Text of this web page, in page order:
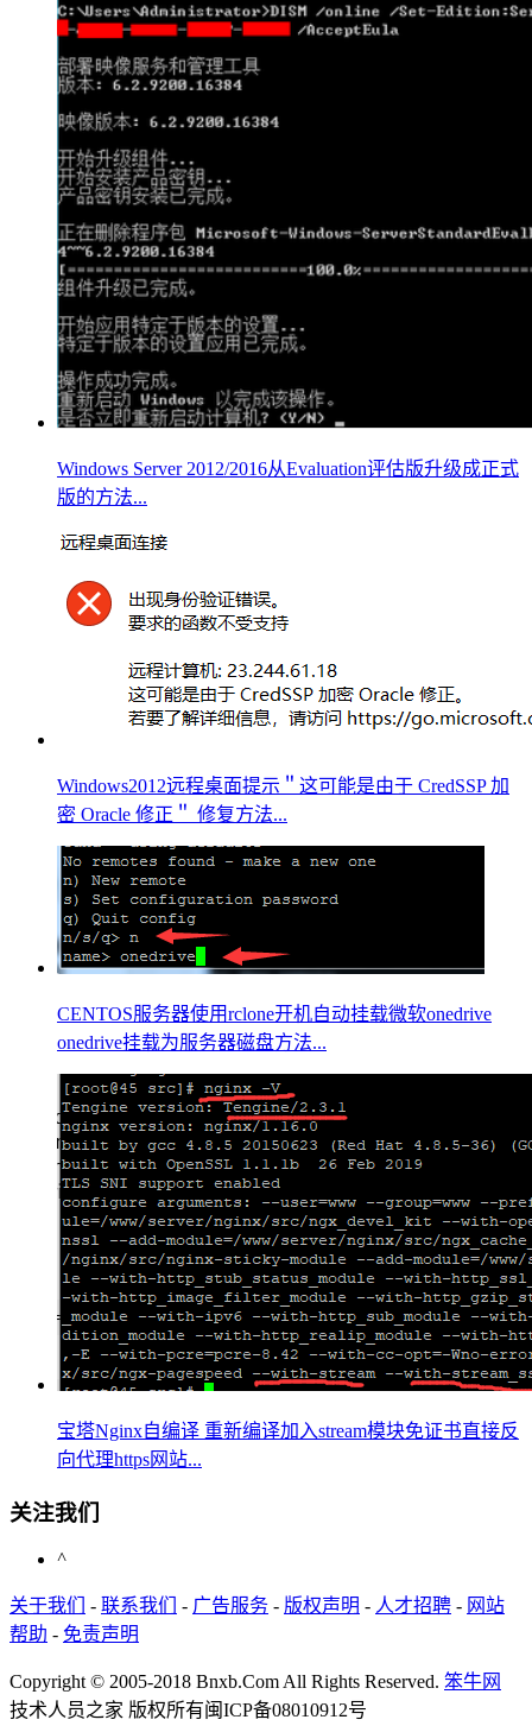
Windows Server 2012/2016从Evaluation评估版升级成正式
版的方法...
Windows2012远程桌面提示＂这可能是由于 CredSSP 加
密 Oracle 修正＂ 修复方法...
CENTOS服务器使用rclone开机自动挂载微软onedrive
onedrive挂载为服务器磁盘方法...
宝塔Nginx自编译 重新编译加入stream模块免证书直接反
向代理https网站...
关注我们
^
关于我们 - 联系我们 - 广告服务 - 版权声明 - 人才招聘 - 网站
帮助 - 免责声明
Copyright © 2005-2018 Bnxb.Com All Rights Reserved. 笨牛网
技术人员之家 版权所有闽ICP备08010912号